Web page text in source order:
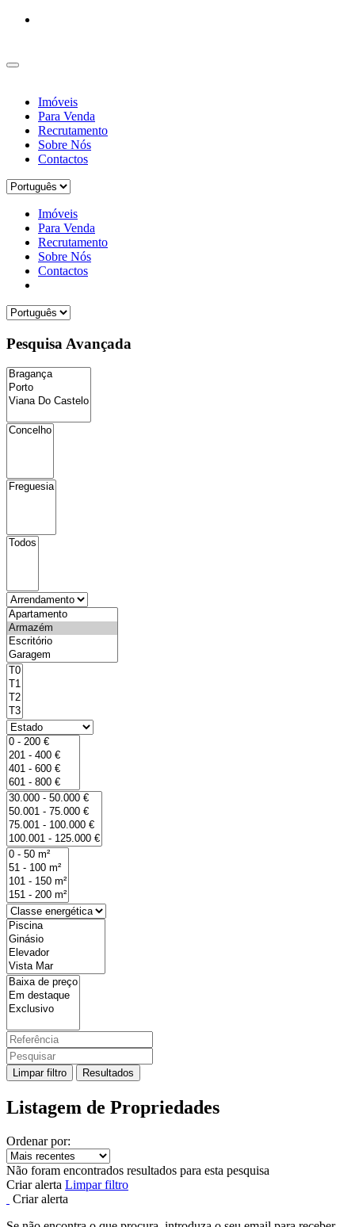
Imóveis
Para Venda
Recrutamento
Sobre Nós
Contactos
Imóveis
Para Venda
Recrutamento
Sobre Nós
Contactos
Pesquisa Avançada
Limpar filtro Resultados
Listagem de Propriedades
Ordenar por:
Não foram encontrados resultados para esta pesquisa
Criar alerta Limpar filtro
Criar alerta